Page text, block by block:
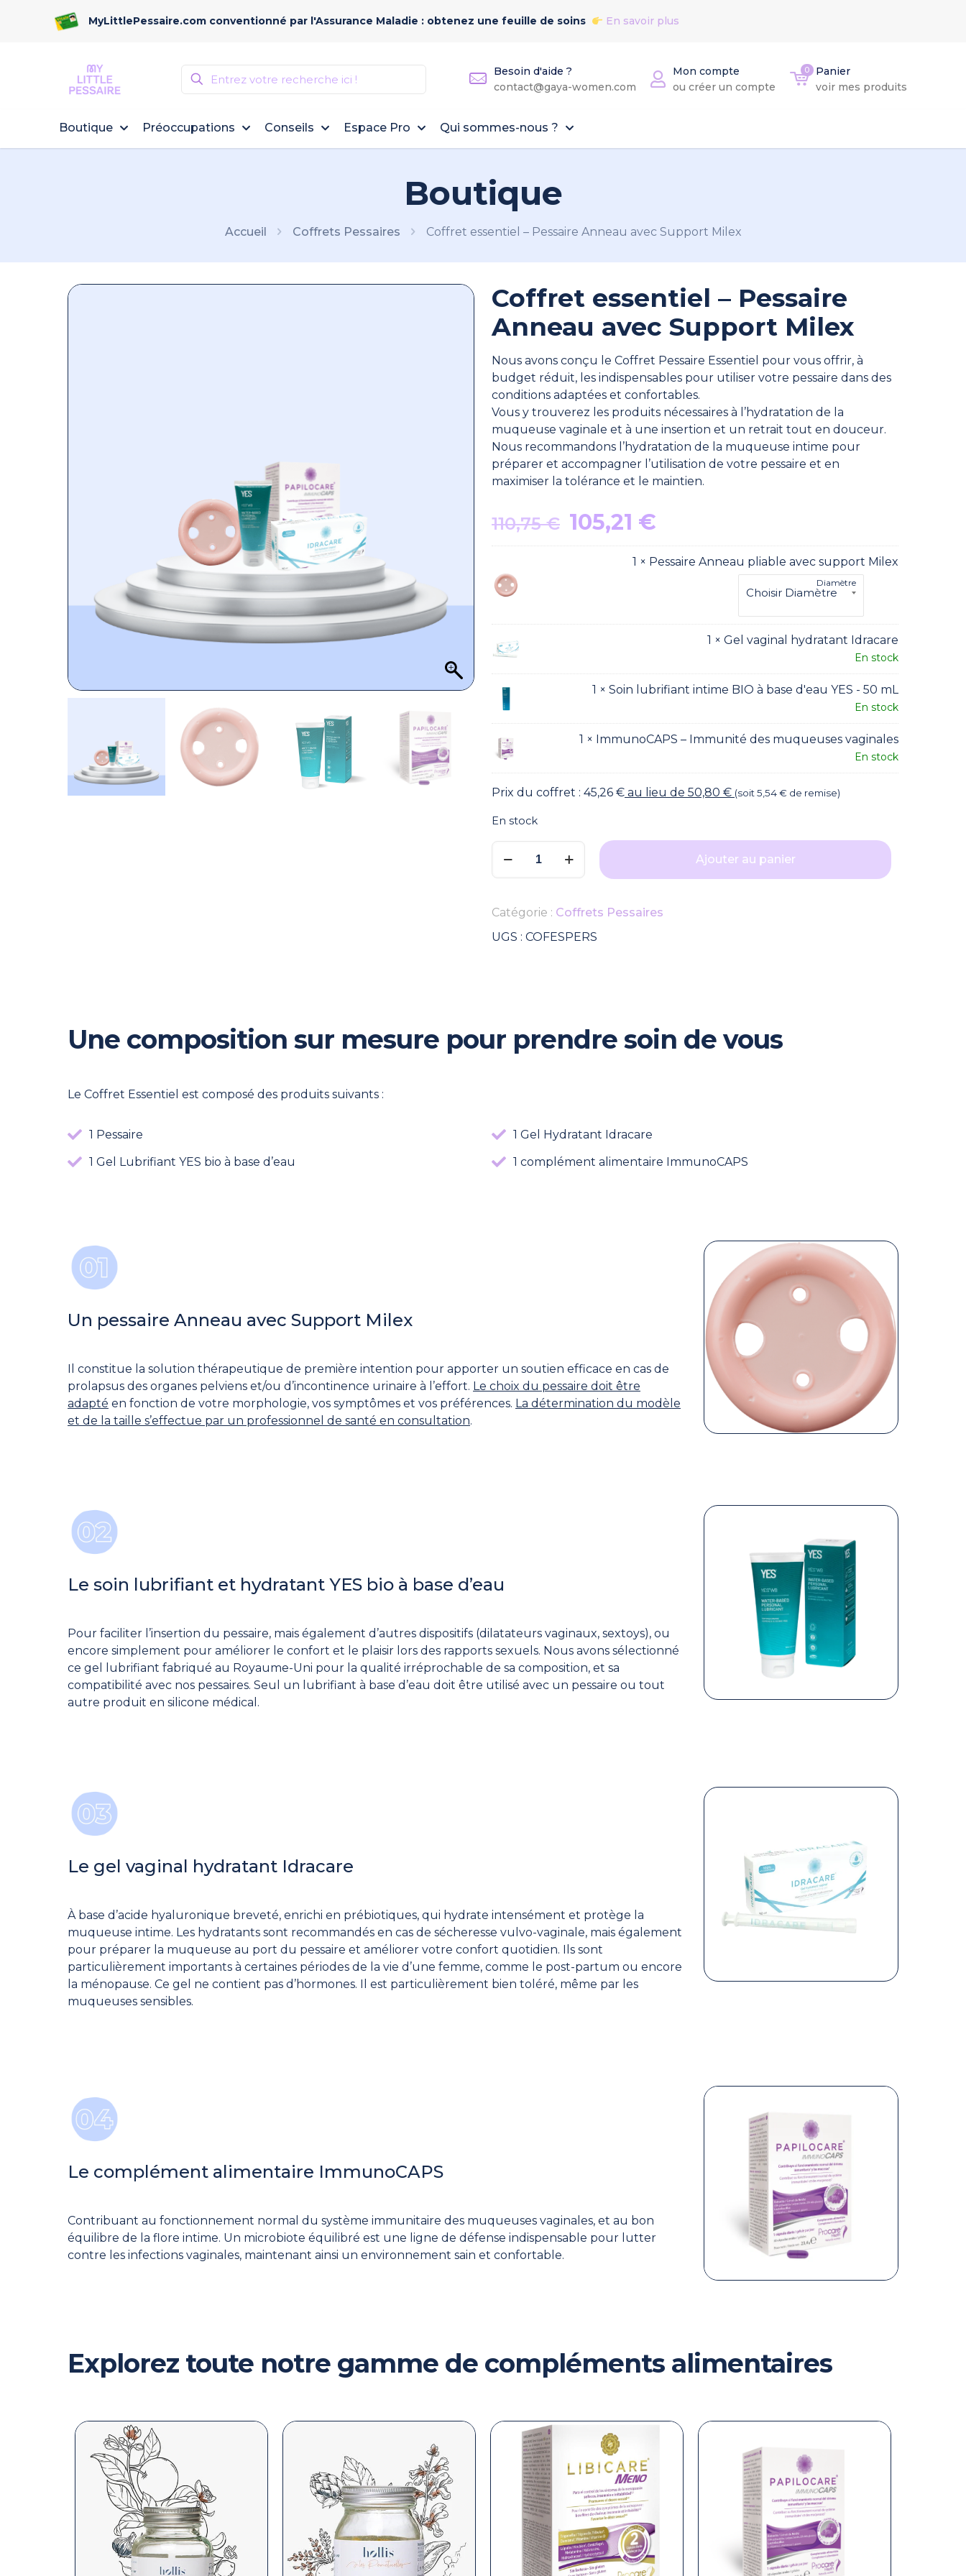
MyLittlePessaire.com conventionné par l'Assurance Maladie : obtenez une feuille de soins En savoir plus
Besoin d'aide ?
contact@gaya-women.com
Mon compte
ou créer un compte
0
Panier
voir mes produits
Boutique Préoccupations Conseils Espace Pro Qui sommes-nous ?
Boutique
Accueil Coffrets Pessaires Coffret essentiel – Pessaire Anneau avec Support Milex
Coffret essentiel – Pessaire
Anneau avec Support Milex
Nous avons conçu le Coffret Pessaire Essentiel pour vous offrir, à
budget réduit, les indispensables pour utiliser votre pessaire dans des
conditions adaptées et confortables.
Vous y trouverez les produits nécessaires à l’hydratation de la
muqueuse vaginale et à une insertion et un retrait tout en douceur.
Nous recommandons l’hydratation de la muqueuse intime pour
préparer et accompagner l’utilisation de votre pessaire et en
maximiser la tolérance et le maintien.
110,75€ Le
prix
105,21 €
prix
actuel
1 × Pessaire Anneau pliable avec support Milex
Diamètre
1 × Gel vaginal hydratant Idracare
En stock
1 × Soin lubrifiant intime BIO à base d'eau YES - 50 mL
En stock
1 × ImmunoCAPS – Immunité des muqueuses vaginales
En stock
Prix du coffret : 45,26 € au lieu de 50,80 € (soit5,54€ de remise)
En stock
quantité
Coffret
-
Pessaire
Ajouter au panier
UGS : COFESPERS
Catégorie : Coffrets Pessaires
Une composition sur mesure pour prendre soin de vous
Le Coffret Essentiel est composé des produits suivants :
1 Pessaire
1 Gel Lubrifiant YES bio à base d’eau
1 Gel Hydratant Idracare
1 complément alimentaire ImmunoCAPS
Un pessaire Anneau avec Support Milex
Il constitue la solution thérapeutique de première intention pour apporter un soutien efficace en cas de
prolapsus des organes pelviens et/ou d’incontinence urinaire à l’effort. Le choix du pessaire doit être
adapté en fonction de votre morphologie, vos symptômes et vos préférences. La détermination du modèle
et de la taille s’effectue par un professionnel de santé en consultation.
Le soin lubrifiant et hydratant YES bio à base d’eau
Pour faciliter l’insertion du pessaire, mais également d’autres dispositifs (dilatateurs vaginaux, sextoys), ou
encore simplement pour améliorer le confort et le plaisir lors des rapports sexuels. Nous avons sélectionné
ce gel lubrifiant fabriqué au Royaume-Uni pour la qualité irréprochable de sa composition, et sa
compatibilité avec nos pessaires. Seul un lubrifiant à base d’eau doit être utilisé avec un pessaire ou tout
autre produit en silicone médical.
Le gel vaginal hydratant Idracare
À base d’acide hyaluronique breveté, enrichi en prébiotiques, qui hydrate intensément et protège la
muqueuse intime. Les hydratants sont recommandés en cas de sécheresse vulvo-vaginale, mais également
pour préparer la muqueuse au port du pessaire et améliorer votre confort quotidien. Ils sont
particulièrement importants à certaines périodes de la vie d’une femme, comme le post-partum ou encore
la ménopause. Ce gel ne contient pas d’hormones. Il est particulièrement bien toléré, même par les
muqueuses sensibles.
Le complément alimentaire ImmunoCAPS
Contribuant au fonctionnement normal du système immunitaire des muqueuses vaginales, et au bon
équilibre de la flore intime. Un microbiote équilibré est une ligne de défense indispensable pour lutter
contre les infections vaginales, maintenant ainsi un environnement sain et confortable.
Explorez toute notre gamme de compléments alimentaires